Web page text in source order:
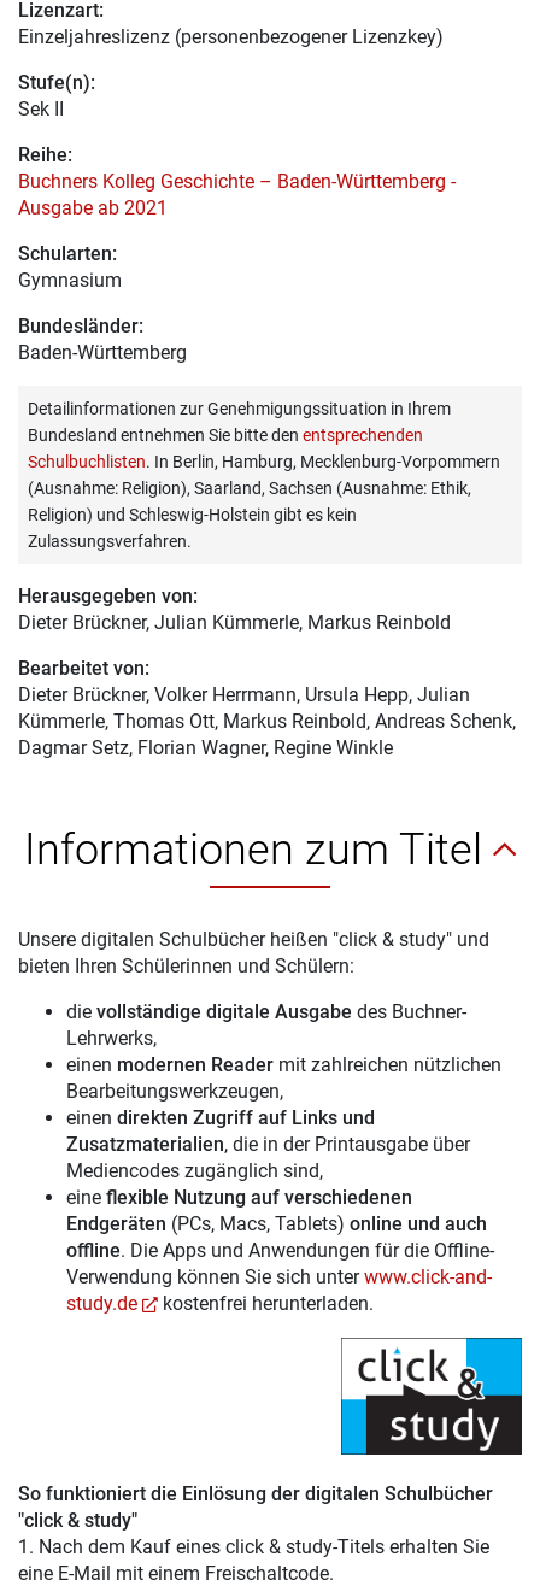
Lizenzart:
Einzeljahreslizenz (personenbezogener Lizenzkey)
Stufe(n):
Sek II
Reihe:
Buchners Kolleg Geschichte – Baden-Württemberg -
Ausgabe ab 2021
Schularten:
Gymnasium
Bundesländer:
Baden-Württemberg
Detailinformationen zur Genehmigungssituation in Ihrem
Bundesland entnehmen Sie bitte den entsprechenden
Schulbuchlisten. In Berlin, Hamburg, Mecklenburg-Vorpommern
(Ausnahme: Religion), Saarland, Sachsen (Ausnahme: Ethik,
Religion) und Schleswig-Holstein gibt es kein
Zulassungsverfahren.
Herausgegeben von:
Dieter Brückner, Julian Kümmerle, Markus Reinbold
Bearbeitet von:
Dieter Brückner, Volker Herrmann, Ursula Hepp, Julian
Kümmerle, Thomas Ott, Markus Reinbold, Andreas Schenk,
Dagmar Setz, Florian Wagner, Regine Winkle
Informationen zum Titel
Unsere digitalen Schulbücher heißen "click & study" und
bieten Ihren Schülerinnen und Schülern:
die vollständige digitale Ausgabe des Buchner-
Lehrwerks,
einen modernen Reader mit zahlreichen nützlichen
Bearbeitungswerkzeugen,
einen direkten Zugriff auf Links und
Zusatzmaterialien, die in der Printausgabe über
Mediencodes zugänglich sind,
eine flexible Nutzung auf verschiedenen
Endgeräten (PCs, Macs, Tablets) online und auch
offline. Die Apps und Anwendungen für die Offline-
Verwendung können Sie sich unterwww.click-and-
study.de
kostenfrei herunterladen.
So funktioniert die Einlösung der digitalen Schulbücher
"click & study"
1. Nach dem Kauf eines click & study-Titels erhalten Sie
eine E-Mail mit einem Freischaltcode.